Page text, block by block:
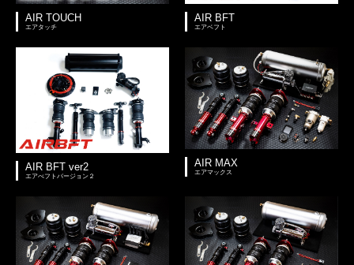
AIR TOUCH
エアタッチ
AIR BFT
エアベフト
AIR BFT ver2
エアべフトバージョン２
AIR MAX
エアマックス